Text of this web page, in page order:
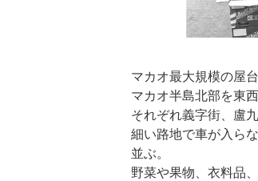
マカオ最大規模の屋
マカオ半島北部を東
それぞれ義字街、盧
細い路地で車が入ら
並ぶ。
野菜や果物、衣料品